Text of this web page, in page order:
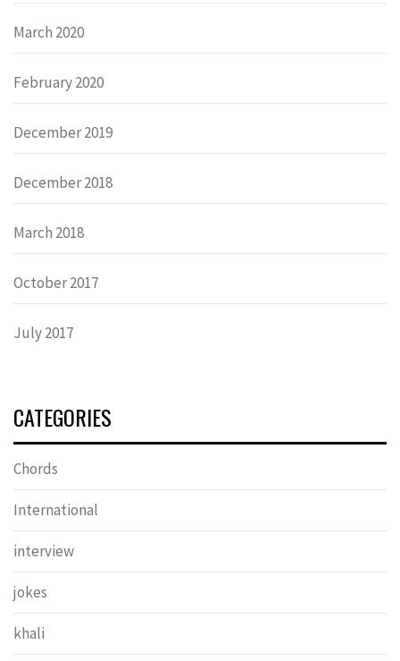
March 2020
February 2020
December 2019
December 2018
March 2018
October 2017
July 2017
CATEGORIES
Chords
International
interview
jokes
khali